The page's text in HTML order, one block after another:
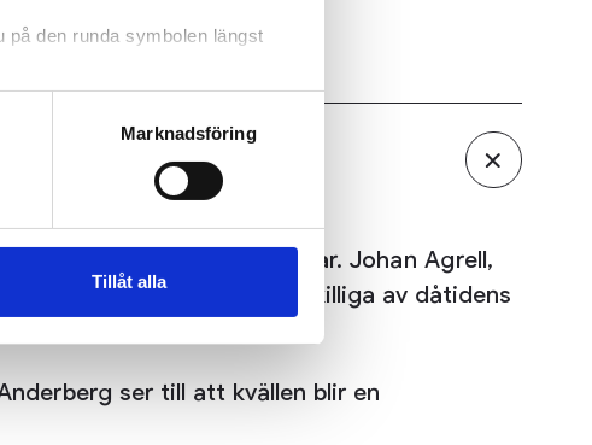
den runda symbolen längst
Marknadsföring
Tillåt alla
efter över trehundra år. Johan Agrell,
I hans liv passerade åtskilliga av dåtidens
vänner.
ser till att kvällen blir en